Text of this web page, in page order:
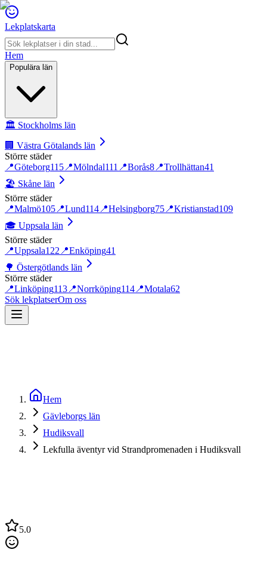
Lekplatskarta
Hem
Populära län
🏛️ Stockholms län
🏢 Västra Götalands län
Större städer
📍Göteborg115 📍Mölndal111 📍Borås8 📍Trollhättan41
🏖️ Skåne län
Större städer
📍Malmö105 📍Lund114 📍Helsingborg75 📍Kristianstad109
🎓 Uppsala län
Större städer
📍Uppsala122 📍Enköping41
🌳 Östergötlands län
Större städer
📍Linköping113 📍Norrköping114 📍Motala62
Sök lekplatserOm oss
Hem
Gävleborgs län
Hudiksvall
Lekfulla äventyr vid Strandpromenaden i Hudiksvall
5.0